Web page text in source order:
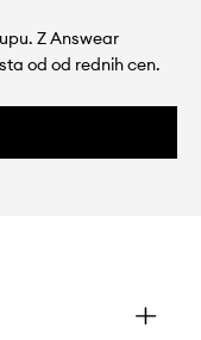
Z Answear
od od rednih cen.